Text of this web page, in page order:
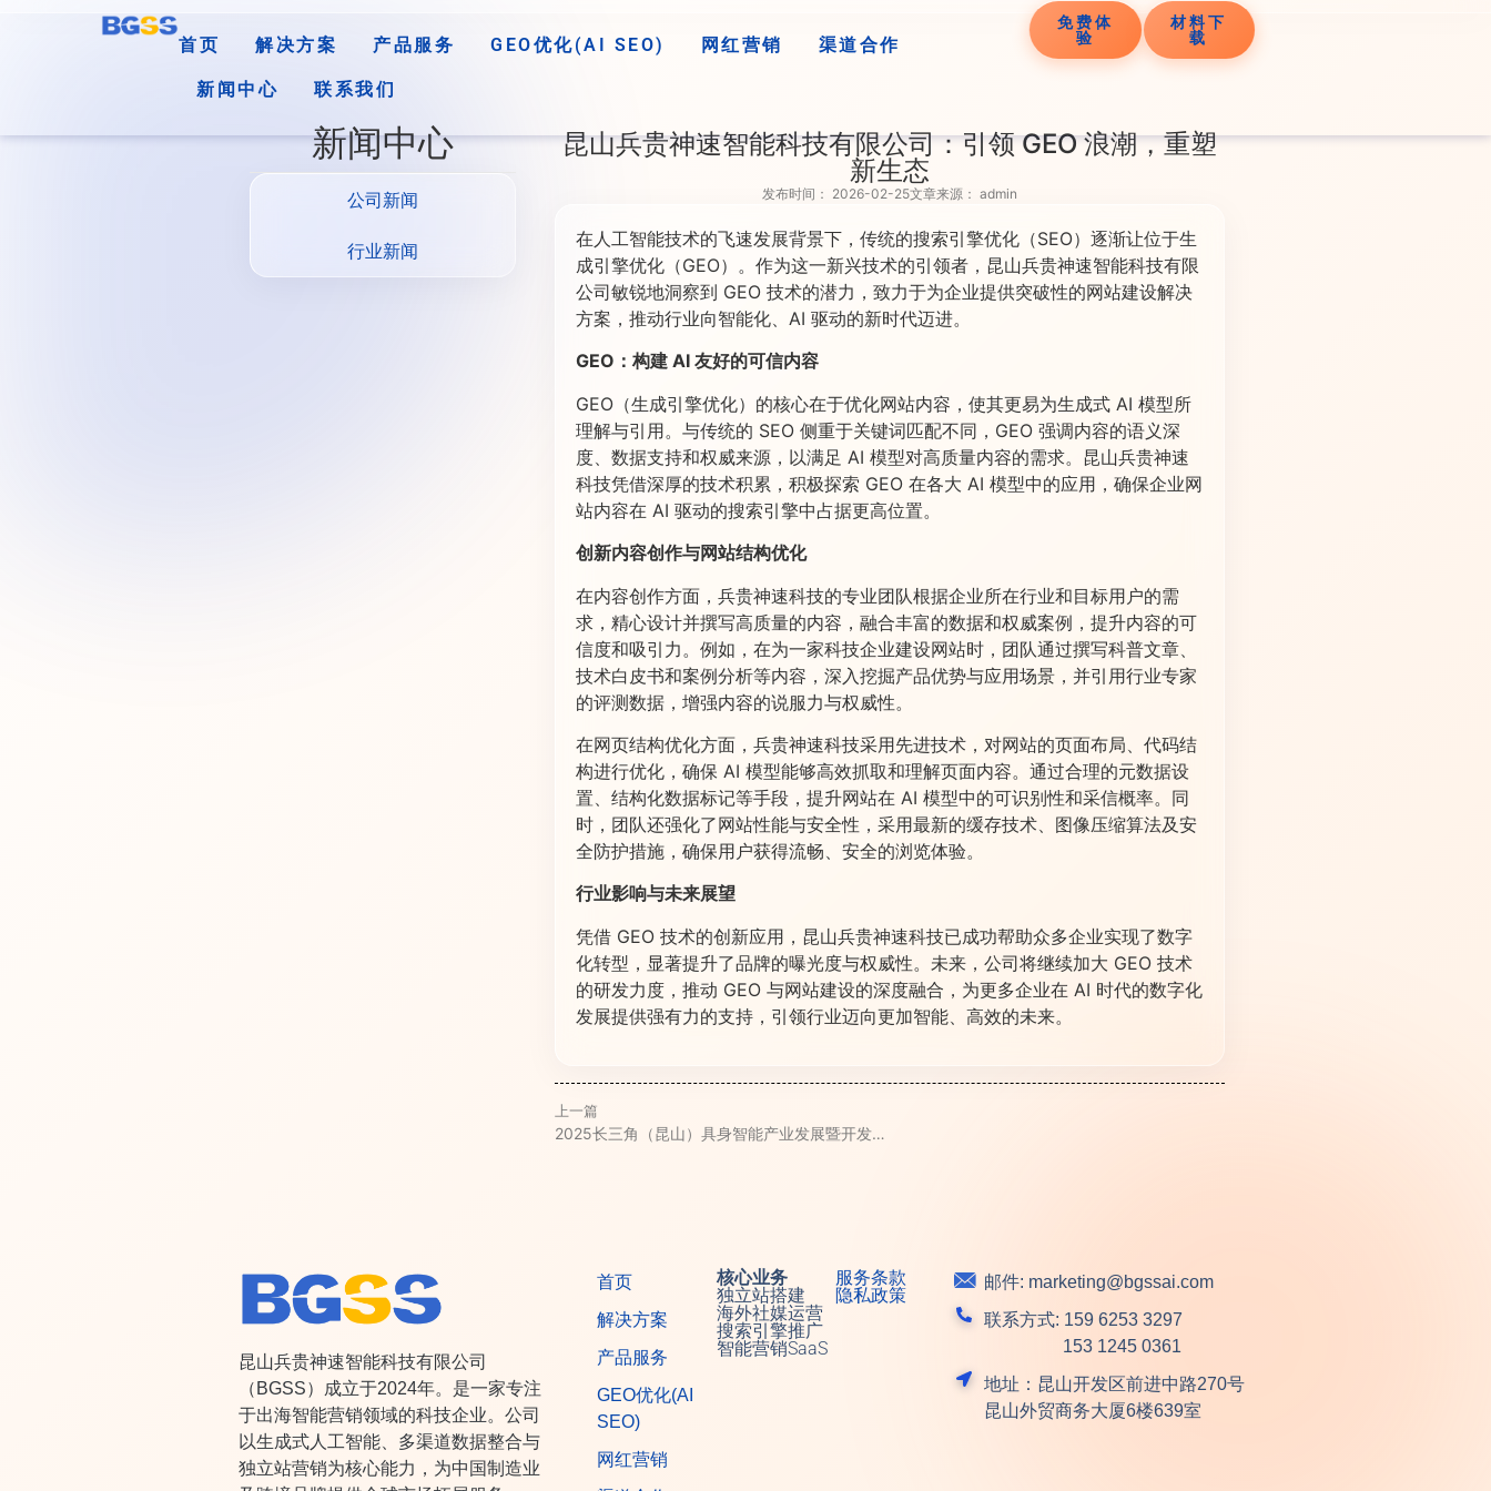
首页 解决方案 产品服务 GEO优化(AI SEO) 网红营销 渠道合作
新闻中心 联系我们
免费体
验
材料下
载
新闻中心
公司新闻
行业新闻
昆山兵贵神速智能科技有限公司：引领 GEO 浪潮，重塑
新生态
发布时间： 2026-02-25文章来源： admin
在人工智能技术的飞速发展背景下，传统的搜索引擎优化（SEO）逐渐让位于生
成引擎优化（GEO）。作为这一新兴技术的引领者，昆山兵贵神速智能科技有限
公司敏锐地洞察到 GEO 技术的潜力，致力于为企业提供突破性的网站建设解决
方案，推动行业向智能化、AI 驱动的新时代迈进。
GEO：构建 AI 友好的可信内容
GEO（生成引擎优化）的核心在于优化网站内容，使其更易为生成式 AI 模型所
理解与引用。与传统的 SEO 侧重于关键词匹配不同，GEO 强调内容的语义深
度、数据支持和权威来源，以满足 AI 模型对高质量内容的需求。昆山兵贵神速
科技凭借深厚的技术积累，积极探索 GEO 在各大 AI 模型中的应用，确保企业网
站内容在 AI 驱动的搜索引擎中占据更高位置。
创新内容创作与网站结构优化
在内容创作方面，兵贵神速科技的专业团队根据企业所在行业和目标用户的需
求，精心设计并撰写高质量的内容，融合丰富的数据和权威案例，提升内容的可
信度和吸引力。例如，在为一家科技企业建设网站时，团队通过撰写科普文章、
技术白皮书和案例分析等内容，深入挖掘产品优势与应用场景，并引用行业专家
的评测数据，增强内容的说服力与权威性。
在网页结构优化方面，兵贵神速科技采用先进技术，对网站的页面布局、代码结
构进行优化，确保 AI 模型能够高效抓取和理解页面内容。通过合理的元数据设
置、结构化数据标记等手段，提升网站在 AI 模型中的可识别性和采信概率。同
时，团队还强化了网站性能与安全性，采用最新的缓存技术、图像压缩算法及安
全防护措施，确保用户获得流畅、安全的浏览体验。
行业影响与未来展望
凭借 GEO 技术的创新应用，昆山兵贵神速科技已成功帮助众多企业实现了数字
化转型，显著提升了品牌的曝光度与权威性。未来，公司将继续加大 GEO 技术
的研发力度，推动 GEO 与网站建设的深度融合，为更多企业在 AI 时代的数字化
发展提供强有力的支持，引领行业迈向更加智能、高效的未来。
上一篇
2025长三角（昆山）具身智能产业发展暨开发者大会成功举办
昆山兵贵神速智能科技有限公司
（BGSS）成立于2024年。是一家专注
于出海智能营销领域的科技企业。公司
以生成式人工智能、多渠道数据整合与
独立站营销为核心能力，为中国制造业
首页
解决方案
产品服务
GEO优化(AI
SEO)
网红营销
核心业务
独立站搭建
海外社媒运营
搜索引擎推广
智能营销SaaS
服务条款
隐私政策
邮件: marketing@bgssai.com
联系方式: 159 6253 3297
153 1245 0361
地址：昆山开发区前进中路270号
昆山外贸商务大厦6楼639室